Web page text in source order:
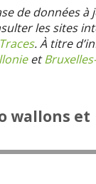
de données
les sites
Traces. À titre
et
wallons et